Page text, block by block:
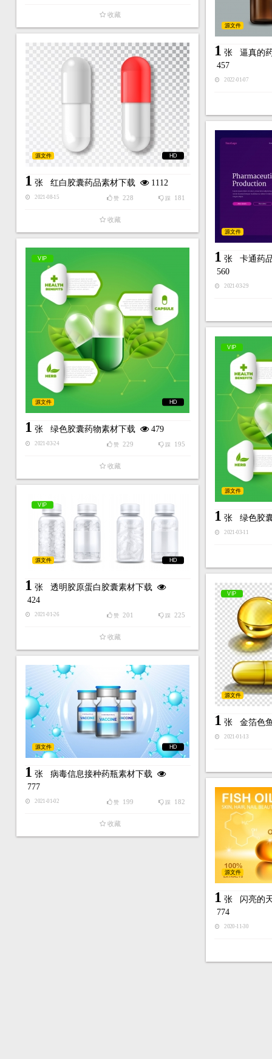
收藏
源文件
1 张 逼真的
457
2022-01-07
HD
源文件
1 张 红白胶囊药品素材下载 1112
2021-08-15 踩 181
赞 228
收藏
源文件
1 张 卡通药
560
2021-03-29
VIP
HD
源文件
1 张 绿色胶囊药物素材下载 479
2021-03-24 踩 195
赞 229
收藏
VIP
源文件
1 张 绿色胶
2021-03-11
VIP
HD
源文件
1 张 透明胶原蛋白胶囊素材下载
424
2021-01-26 踩 225
赞 201
收藏
VIP
源文件
1 张 金箔色
2021-01-13
HD
源文件
1 张 病毒信息接种药瓶素材下载
777
2021-01-02 踩 182
赞 199
收藏
源文件
1 张 闪亮的
774
2020-11-30